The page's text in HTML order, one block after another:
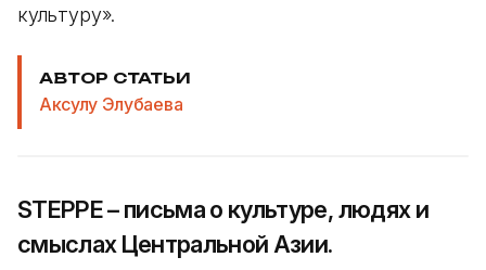
культуру».
АВТОР СТАТЬИ
Аксулу Элубаева
STEPPE – письма о культуре, людях и
смыслах Центральной Азии.